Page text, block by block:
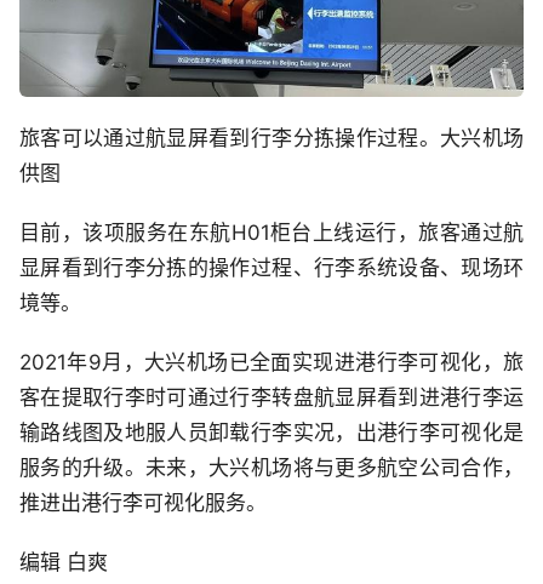
旅客可以通过航显屏看到行李分拣操作过程。大兴机场
供图
目前，该项服务在东航H01柜台上线运行，旅客通过航
显屏看到行李分拣的操作过程、行李系统设备、现场环
境等。
2021年9月，大兴机场已全面实现进港行李可视化，旅
客在提取行李时可通过行李转盘航显屏看到进港行李运
输路线图及地服人员卸载行李实况，出港行李可视化是
服务的升级。未来，大兴机场将与更多航空公司合作，
推进出港行李可视化服务。
编辑 白爽